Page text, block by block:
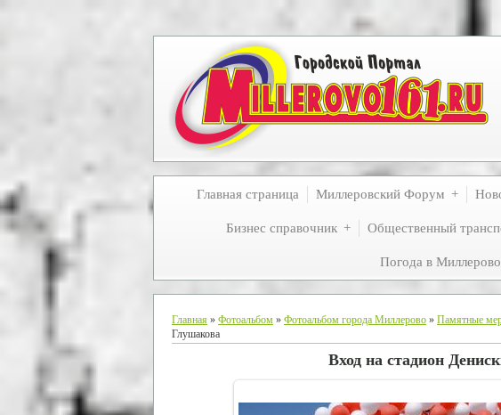
Главная страница Миллеровский Форум
Бизнес справочник Общественный
Погода в Миллерово
Главная » Фотоальбом » Фотоальбом города Миллерово » Памятные
Глушакова
Вход на стадион